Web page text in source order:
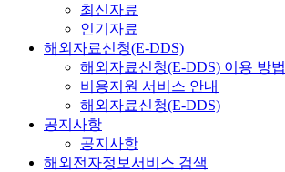
최신자료
인기자료
해외자료신청(E-DDS)
해외자료신청(E-DDS) 이용 방법
비용지원 서비스 안내
해외자료신청(E-DDS)
공지사항
공지사항
해외전자정보서비스 검색